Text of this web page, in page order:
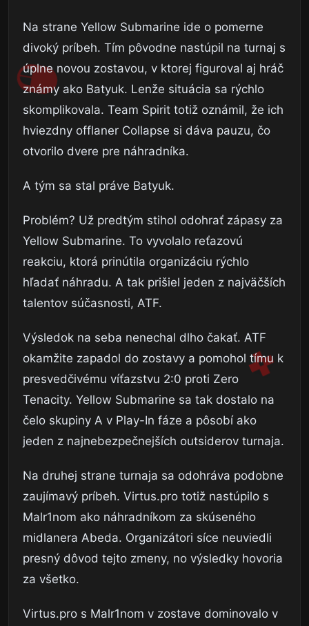
Na strane Yellow Submarine ide o pomerne
divoký príbeh. Tím pôvodne nastúpil na turnaj s
úplne novou zostavou, v ktorej figuroval aj hráč
známy ako Batyuk. Lenže situácia sa rýchlo
skomplikovala. Team Spirit totiž oznámil, že ich
hviezdny offlaner Collapse si dáva pauzu, čo
otvorilo dvere pre náhradníka.
A tým sa stal práve Batyuk.
Problém? Už predtým stihol odohrať zápasy za
Yellow Submarine. To vyvolalo reťazovú
reakciu, ktorá prinútila organizáciu rýchlo
hľadať náhradu. A tak prišiel jeden z najväčších
talentov súčasnosti, ATF.
Výsledok na seba nenechal dlho čakať. ATF
okamžite zapadol do zostavy a pomohol tímu k
presvedčivému víťazstvu 2:0 proti Zero
Tenacity. Yellow Submarine sa tak dostalo na
čelo skupiny A v Play-In fáze a pôsobí ako
jeden z najnebezpečnejších outsiderov turnaja.
Na druhej strane turnaja sa odohráva podobne
zaujímavý príbeh. Virtus.pro totiž nastúpilo s
Malr1nom ako náhradníkom za skúseného
midlanera Abeda. Organizátori síce neuviedli
presný dôvod tejto zmeny, no výsledky hovoria
za všetko.
Virtus.pro s Malr1nom v zostave dominovalo v